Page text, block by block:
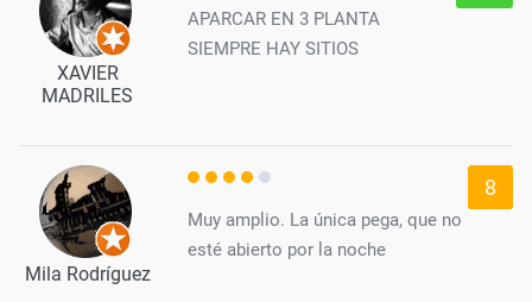
XAVIER
MADRILES
APARCAR EN 3 PLANTA
SIEMPRE HAY SITIOS
Mila Rodríguez
8
Muy amplio. La única pega, que no
esté abierto por la noche